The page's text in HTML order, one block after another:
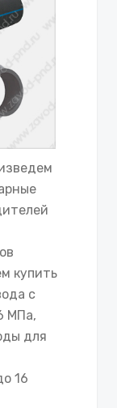
купить
с
МПа,
для
16